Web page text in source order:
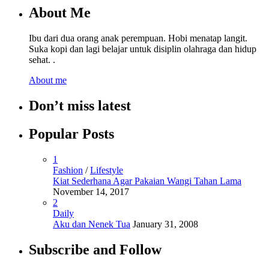
About Me
Ibu dari dua orang anak perempuan. Hobi menatap langit.
Suka kopi dan lagi belajar untuk disiplin olahraga dan hidup
sehat. .
About me
Don’t miss latest
Popular Posts
1
Fashion /Lifestyle
Kiat Sederhana Agar Pakaian Wangi Tahan Lama
November 14, 2017
2
Daily
Aku dan Nenek Tua January 31, 2008
Subscribe and Follow